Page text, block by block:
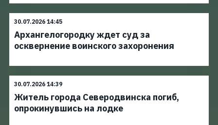
30.07.2026 14:45
Архангелогородку ждет суд за
осквернение воинского захоронения
30.07.2026 14:39
Житель города Северодвинска погиб,
опрокинувшись на лодке